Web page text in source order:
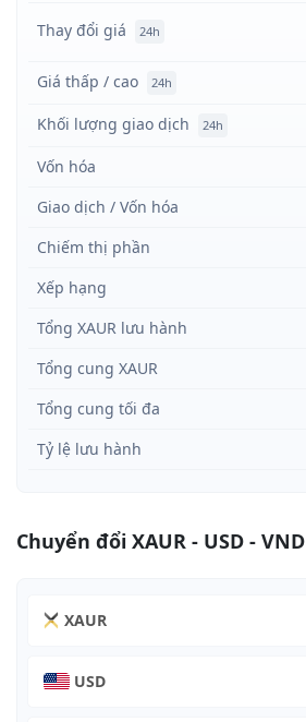
Thay đổi giá 24h
Giá thấp / cao 24h
Khối lượng giao dịch
24h
Vốn hóa
Giao dịch / Vốn hóa
Chiếm thị phần
Xếp hạng
Tổng XAUR lưu hành
Tổng cung XAUR
Tổng cung tối đa
Tỷ lệ lưu hành
Chuyển đổi XAUR - USD - VND
XAUR
USD